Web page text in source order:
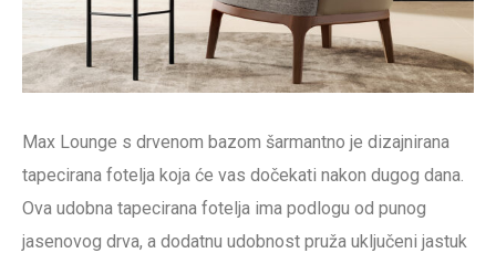
Max Lounge s drvenom bazom šarmantno je dizajnirana
tapecirana fotelja koja će vas dočekati nakon dugog dana.
Ova udobna tapecirana fotelja ima podlogu od punog
jasenovog drva, a dodatnu udobnost pruža uključeni jastuk